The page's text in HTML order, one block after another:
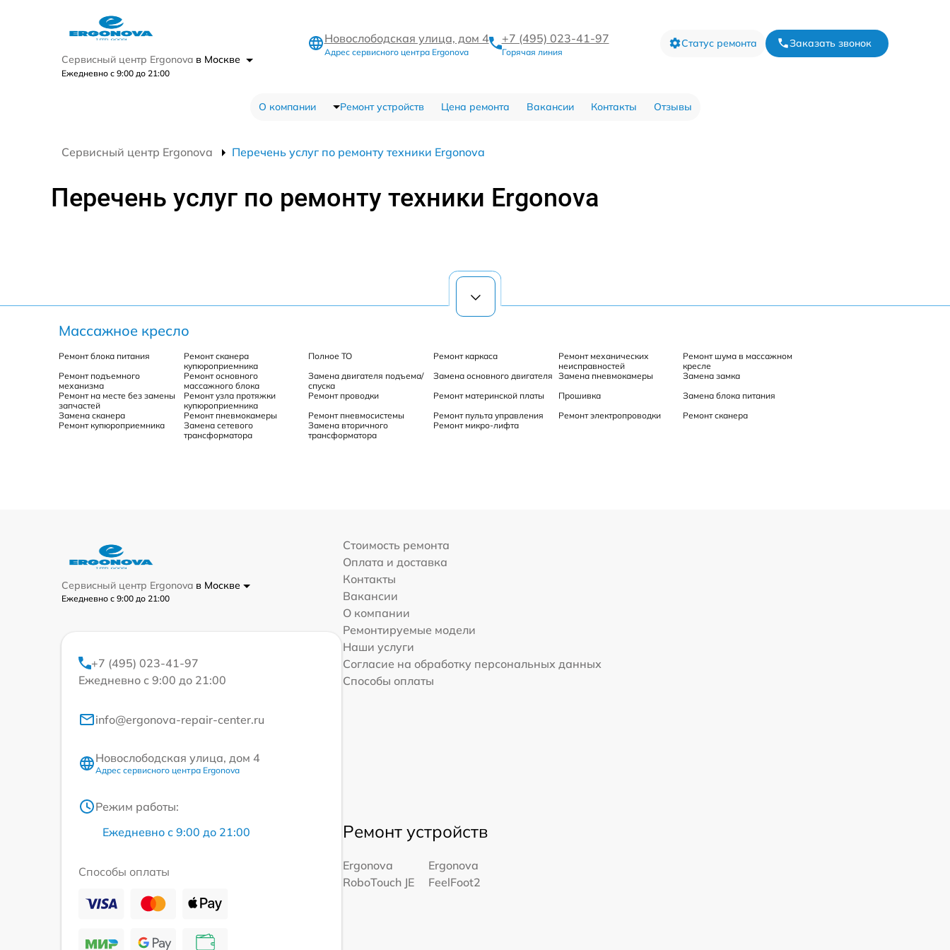
Сервисный центр Ergonova в Москве
Ежедневно с 9:00 до 21:00
Новослободская улица, дом 4
Адрес сервисного центра Ergonova
+7 (495) 023-41-97
Горячая линия
Статус ремонта Заказать звонок
О компании Ремонт устройств Цена ремонта Вакансии Контакты Отзывы
Сервисный центр Ergonova Перечень услуг по ремонту техники Ergonova
Перечень услуг по ремонту техники Ergonova
Массажное кресло
Ремонт блока питания
Ремонт сканера
купюроприемника
Полное ТО Ремонт каркаса
Ремонт механических
неисправностей
Ремонт шума в массажном
кресле
Ремонт подъемного
механизма
Ремонт основного
массажного блока
Замена двигателя подъема/
спуска
Замена основного двигателя Замена пневмокамеры
Замена замка
Ремонт на месте без замены
запчастей
Ремонт узла протяжки
купюроприемника
Ремонт проводки Ремонт материнской платы Прошивка
Замена блока питания
Замена сканера
Ремонт пневмокамеры Ремонт пневмосистемы Ремонт пульта управления Ремонт электропроводки
Ремонт сканера
Ремонт купюроприемника
Замена сетевого
трансформатора
Замена вторичного
трансформатора
Ремонт микро-лифта
Сервисный центр Ergonova в Москве
Ежедневно с 9:00 до 21:00
+7 (495) 023-41-97
Ежедневно с 9:00 до 21:00
info@ergonova-repair-center.ru
Новослободская улица, дом 4
Адрес сервисного центра Ergonova
Режим работы:
Ежедневно с 9:00 до 21:00
Способы оплаты
Стоимость ремонта
Оплата и доставка
Контакты
Вакансии
О компании
Ремонтируемые модели
Наши услуги
Согласие на обработку персональных данных
Способы оплаты
Ремонт устройств
Ergonova
RoboTouch JE
Ergonova
FeelFoot2